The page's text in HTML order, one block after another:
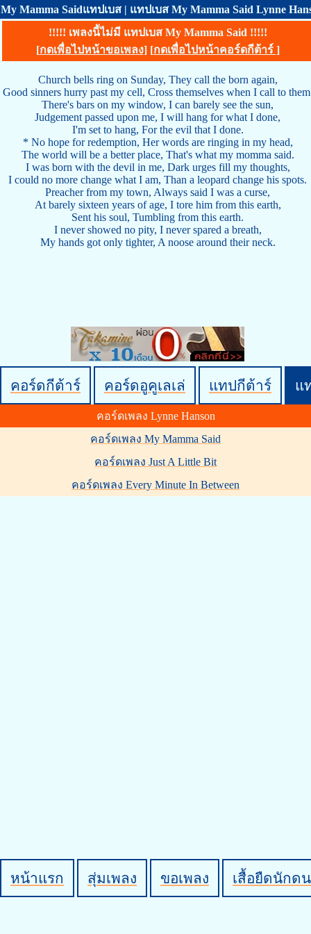
My Mamma Saidแทปเบส | แทปเบส My Mamma Said Lynne
!!!!! เพลงนี้ไม่มี แทปเบส My Mamma Said !!!!!
[กดเพื่อไปหน้าขอเพลง] [กดเพื่อไปหน้าคอร์ดกีต้าร์ ]
Church bells ring on Sunday, They call the born again,
Good sinners hurry past my cell, Cross themselves when I call to
There's bars on my window, I can barely see the sun,
Judgement passed upon me, I will hang for what I done,
I'm set to hang, For the evil that I done.
* No hope for redemption, Her words are ringing in my head,
The world will be a better place, That's what my momma said.
I was born with the devil in me, Dark urges fill my thoughts,
I could no more change what I am, Than a leopard change his spots.
Preacher from my town, Always said I was a curse,
At barely sixteen years of age, I tore him from this earth,
Sent his soul, Tumbling from this earth.
I never showed no pity, I never spared a breath,
My hands got only tighter, A noose around their neck.
คอร์ดกีต้าร์ คอร์ดอูคูเลเล่ แทปกีต้าร์ แ
คอร์ดเพลง Lynne Hanson
คอร์ดเพลง My Mamma Said
คอร์ดเพลง Just A Little Bit
คอร์ดเพลง Every Minute In Between
หน้าแรก สุ่มเพลง ขอเพลง เสื้อยืดนักด